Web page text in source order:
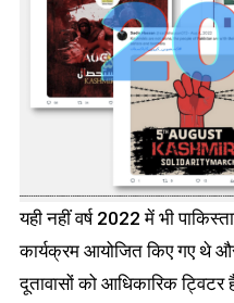
यही नहीं वर्ष 2022 में भी
कार्यक्रम आयोजित किए गए थे
दूतावासों को आधिकारिक ट्विटर